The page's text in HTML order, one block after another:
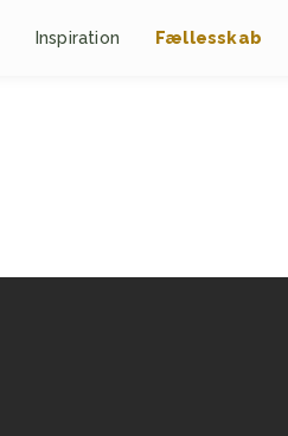
Inspiration Fællesskab